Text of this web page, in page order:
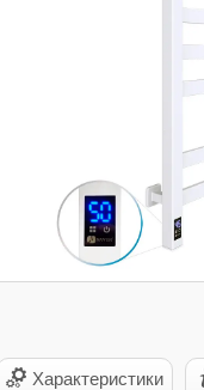
Характеристики